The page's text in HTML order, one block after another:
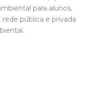
para alunos,
pública e privada